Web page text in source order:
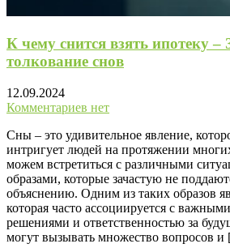
К чему снится взять ипотеку –
толкование снов
12.09.2024
Комментариев нет
Сны – это удивительное явление,
интригует людей на протяжении
можем встретиться с различными
образами, которые зачастую не
объяснению. Одним из таких образов
которая часто ассоциируется с
решениями и ответственностью за
могут вызывать множество вопросов